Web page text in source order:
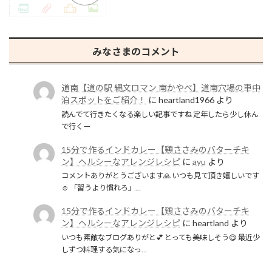
みなさまのコメント
道南【道の駅 縄文ロマン 南かやべ】道南穴場の車中
泊スポットをご紹介！
に heartland1966より
読んでて行きたくなる楽しい記事ですね 定年したら少し休ん
で行くー
15分で作るインドカレー【鶏ささみのバターチキ
ン】ヘルシーなアレンジレシピ に ayu より
コメントありがとうございます🙏 いつも見て頂き嬉しいです
☺️ 「習うより慣れろ」…
15分で作るインドカレー【鶏ささみのバターチキ
ン】ヘルシーなアレンジレシピ に heartland より
いつも素敵なブログありがと💕 とっても美味しそう😋 最近少
しずつ料理する気になっ…